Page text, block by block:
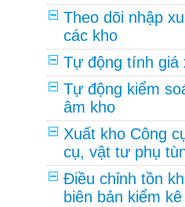
Theo dõi nhập
các kho
Tự động tính giá
Tự động kiểm
âm kho
Xuất kho Công
cụ, vật tư phụ
Điều chỉnh tồn
biên bản kiểm kê